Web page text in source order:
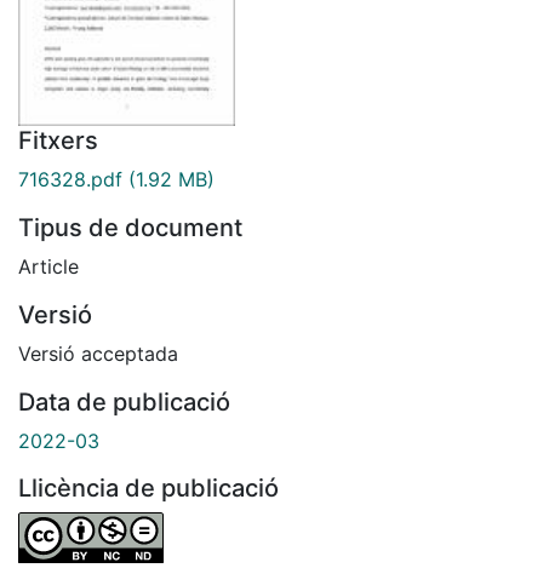
Fitxers
716328.pdf (1.92 MB)
Tipus de document
Article
Versió
Versió acceptada
Data de publicació
2022-03
Llicència de publicació